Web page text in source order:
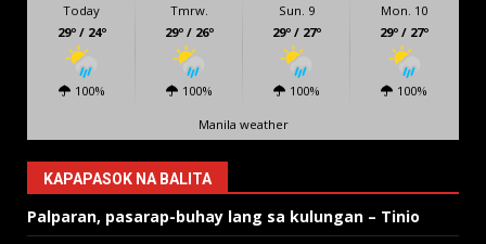
Today
29º / 24º
100%
Tmrw.
29º / 26º
100%
Sun. 9
29º / 27º
100%
Mon. 10
29º / 27º
100%
Manila weather
KAPAPASOK NA BALITA
Palparan, pasarap-buhay lang sa kulungan – Tinio